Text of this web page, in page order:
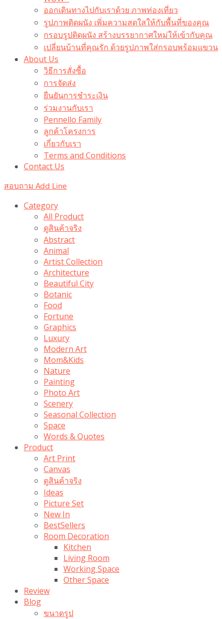
ออกเดินทางไปกับเราด้วย ภาพท่องเที่ยว
รูปภาพติดผนัง เพิ่มความสดใสให้กับพื้นที่ของคุณ
กรอบรูปติดผนัง สร้างบรรยากาศใหม่ให้เข้ากับคุณ
เปลี่ยนบ้านที่คุณรัก ด้วยรูปภาพใส่กรอบพร้อมแขวน​
About Us
วิธีการสั่งซื้อ
การจัดส่ง
ยืนยันการชำระเงิน
ร่วมงานกับเรา
Pennello Family
ลูกค้าโครงการ
เกี่ยวกับเรา
Terms and Conditions
Contact Us
สอบถาม Add Line
Category
All Product
ดูสินค้าจริง
Abstract
Animal
Artist Collection
Architecture
Beautiful City
Botanic
Food
Fortune
Graphics
Luxury
Modern Art
Mom&Kids
Nature
Painting
Photo Art
Scenery
Seasonal Collection
Space
Words & Quotes
Product
Art Print
Canvas
ดูสินค้าจริง
Ideas
Picture Set
New In
BestSellers
Room Decoration
Kitchen
Living Room
Working Space
Other Space
Review
Blog
ขนาดรูป